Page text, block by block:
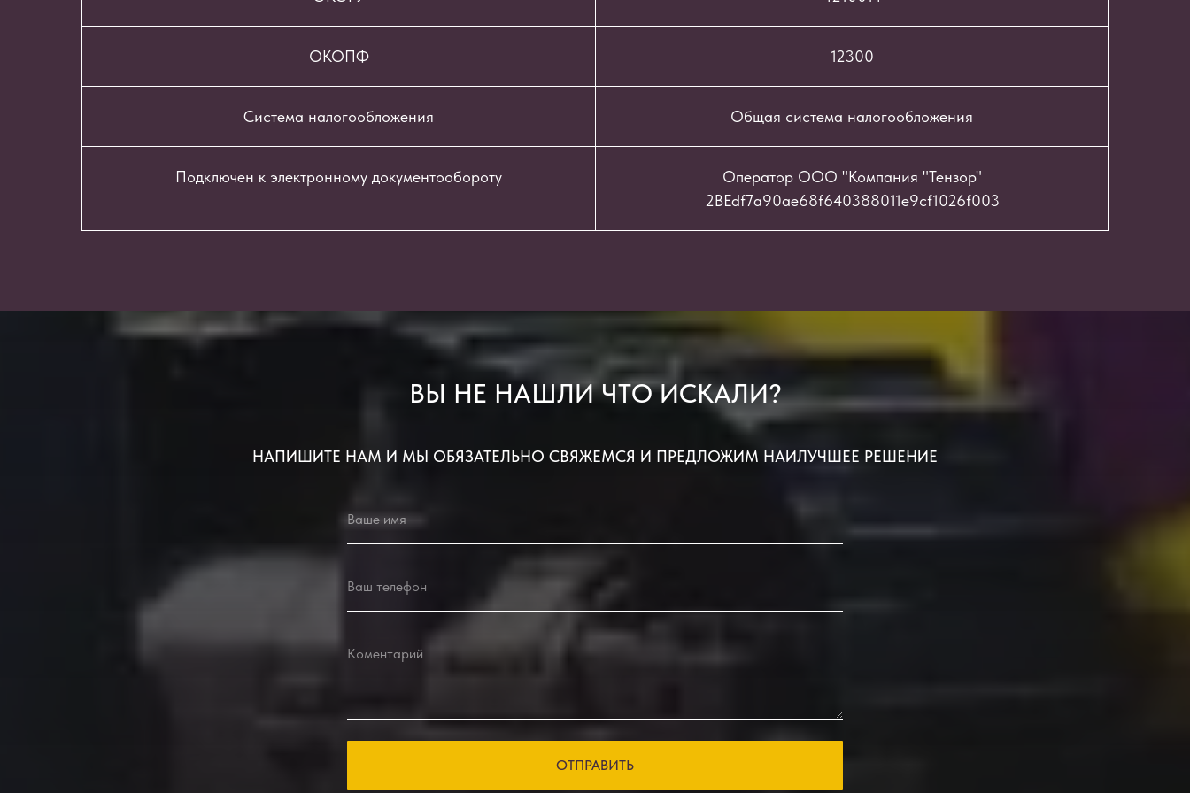
ОКОПФ 12300
Система налогообложения Общая система налогообложения
Подключен к электронному документообороту
Оператор ООО "Компания "Тензор"
2BEdf7a90ae68f640388011e9cf1026f003
ВЫ НЕ НАШЛИ ЧТО ИСКАЛИ?
НАПИШИТЕ НАМ И МЫ ОБЯЗАТЕЛЬНО СВЯЖЕМСЯ И ПРЕДЛОЖИМ НАИЛУЧШЕЕ РЕШЕНИЕ
ОТПРАВИТЬ